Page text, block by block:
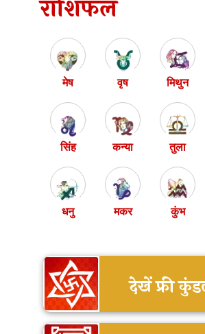
राशिफल
मेष वृष मिथुन
सिंह कन्या तुला
धनु मकर कुंभ
देखें फ्री